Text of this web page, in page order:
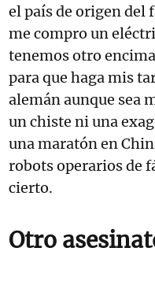
el país de origen del
me compro un
tenemos otro
para que haga mis
alemán aunque sea
un chiste ni una
una maratón en
robots operarios de
cierto.
Otro